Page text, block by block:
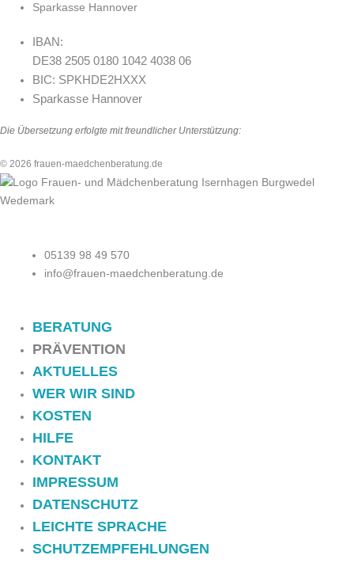
Sparkasse Hannover
IBAN:
DE38 2505 0180 1042 4038 06
BIC: SPKHDE2HXXX
Sparkasse Hannover
Die Übersetzung erfolgte mit freundlicher Unterstützung:
© 2026 frauen-maedchenberatung.de
05139 98 49 570
info@frauen-maedchenberatung.de
BERATUNG
PRÄVENTION
AKTUELLES
WER WIR SIND
KOSTEN
HILFE
KONTAKT
IMPRESSUM
DATENSCHUTZ
LEICHTE SPRACHE
SCHUTZEMPFEHLUNGEN